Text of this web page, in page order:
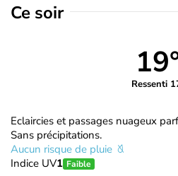
Ce soir
Ressenti
Eclaircies et passages nuageux
Sans précipitations.
Aucun risque de pluie
Indice UV1 Faible